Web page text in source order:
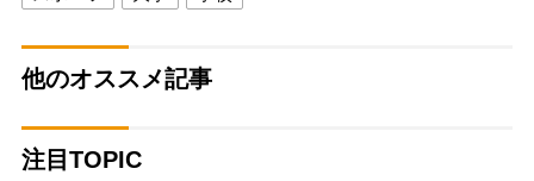
他のオススメ記事
注目TOPIC